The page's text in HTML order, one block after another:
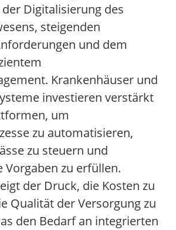
Digitalisierung des
steigenden
und dem
Krankenhäuser und
investieren verstärkt
um
zu automatisieren,
zu steuern und
Vorgaben zu erfüllen.
der Druck, die Kosten zu
Qualität der Versorgung zu
den Bedarf an integrierten